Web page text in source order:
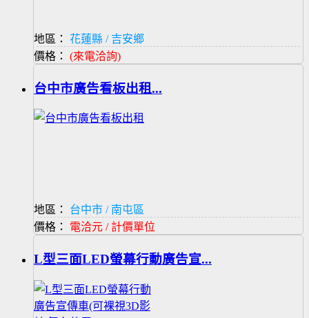
地區：
花蓮縣 / 吉安鄉
價格： (來電洽詢)
台中市廣告看板出租...
地區：
台中市 / 南屯區
價格： 電洽元 / 計價單位
L型三面LED螢幕行動廣告宣...